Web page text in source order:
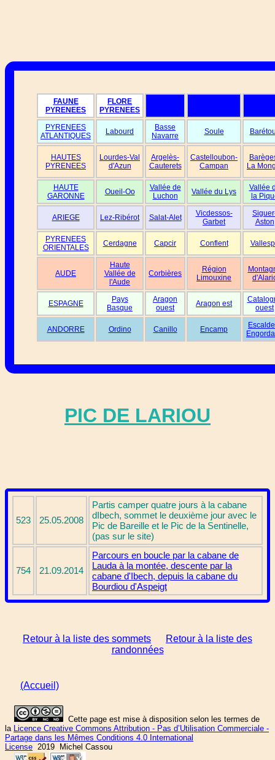
FAUNE
PYRENEES
FLORE
PYRENEES
PYRENEES
ATLANTIQUES
Labourd
Basse
Navarre
Soule
HAUTES
PYRENEES
Lourdes-Val
d'Azun
Argelès-
Cauterets
Castelloubon-
Campan
La
HAUTE
GARONNE
Oueil-Oo
Vallée de
Luchon
Vallée du Lys
Vallée
la
ARIEGE Lez-Ribérot Salat-Alet
Vicdessos-
Garbet
Aston
PYRENEES
ORIENTALES
Cerdagne Capcir Conflent
AUDE
Haute
Vallée de
l'Aude
Corbières
Région
Limouxine
ESPAGNE
Pays
Basque
Aragon
ouest
Aragon est
ouest
ANDORRE Ordino Canillo Encamp
PIC DE LARIOU
523 25.05.2008
Partis camper quatre jours à la cabane
dIbech, sommet le deuxième jour avec le
Pic de Bareille et le Pic de la Sentinelle,
(pas sur le site)
754 21.09.2014
Parcours en boucle par la cabane de
Lauda à la montée, descente par la
cabane d'Ibech, depuis la cabane du
Bourdiou d'Aspeigt
Retour à la liste des sommets
Retour à la liste des
randonnées
(Accueil)
Cette page est mise à disposition selon les termes de
la Licence Creative Commons Attribution - Pas d’Utilisation Commerciale -
Partage dans les Mêmes Conditions 4.0 International
License 2019 Michel Cassou